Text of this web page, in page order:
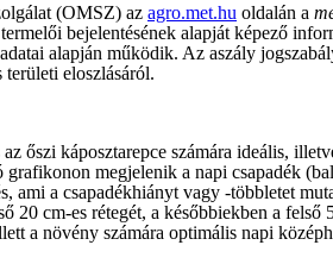
(OMSZ) az agro.met.hu oldalán a
bejelentésének alapját képező
alapján működik. Az aszály
területi eloszlásáról.
őszi káposztarepce számára ideális,
grafikonon megjelenik a napi csapadék
ami a csapadékhiányt vagy -többletet
20 cm-es rétegét, a későbbiekben a
a növény számára optimális napi